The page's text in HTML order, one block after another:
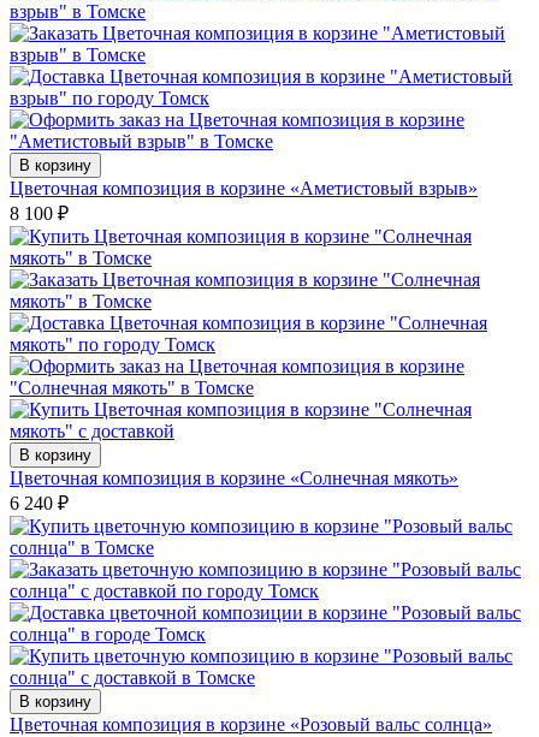
В корзину
Цветочная композиция в корзине «Аметистовый взрыв»
8 100 ₽
В корзину
Цветочная композиция в корзине «Солнечная мякоть»
6 240 ₽
В корзину
Цветочная композиция в корзине «Розовый вальс солнца»